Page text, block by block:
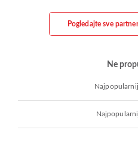
Pogledajte sve
Ne